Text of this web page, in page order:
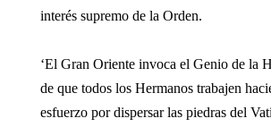
interés supremo de la Orden.
‘El Gran Oriente invoca el Genio de la
de que todos los Hermanos trabajen
esfuerzo por dispersar las piedras del